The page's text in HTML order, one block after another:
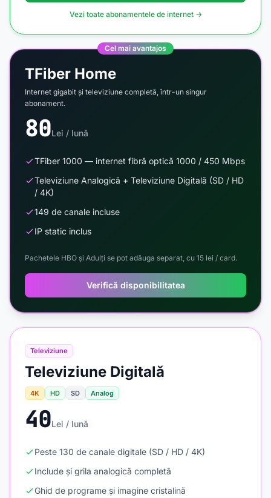
Vezi toate abonamentele de internet →
Televiziune
Televiziune Digitală
4K HD SD Analog
40Lei / lună
Peste 130 de canale digitale (SD / HD / 4K)
Include și grila analogică completă
Ghid de programe și imagine cristalină
Cel mai avantajos
TFiber Home
Internet gigabit și televiziune completă, într-un singur
abonament.
80Lei / lună
TFiber 1000 — internet fibră optică 1000 / 450 Mbps
Televiziune Analogică + Televiziune Digitală (SD / HD
/ 4K)
149 de canale incluse
IP static inclus
Pachetele HBO și Adulți se pot adăuga separat, cu 15 lei / card.
Verifică disponibilitatea